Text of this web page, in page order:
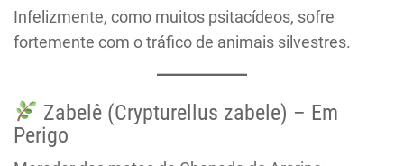
Infelizmente, como muitos psitacídeos, sofre
fortemente com o tráfico de animais silvestres.
Zabelê (Crypturellus zabele) – Em
Perigo